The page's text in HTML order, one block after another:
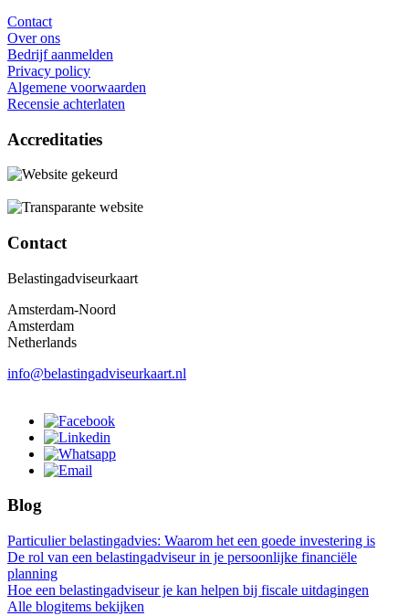
Contact
Over ons
Bedrijf aanmelden
Privacy policy
Algemene voorwaarden
Recensie achterlaten
Accreditaties
Contact
Belastingadviseurkaart
Amsterdam-Noord
Amsterdam
Netherlands
info@belastingadviseurkaart.nl
Blog
Particulier belastingadvies: Waarom het een goede investering is
De rol van een belastingadviseur in je persoonlijke financiële
planning
Hoe een belastingadviseur je kan helpen bij fiscale uitdagingen
Alle blogitems bekijken